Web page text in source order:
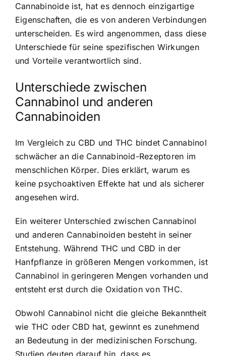
Cannabinoide ist, hat es dennoch einzigartige
Eigenschaften, die es von anderen Verbindungen
unterscheiden. Es wird angenommen, dass diese
Unterschiede für seine spezifischen Wirkungen
und Vorteile verantwortlich sind.
Unterschiede zwischen
Cannabinol und anderen
Cannabinoiden
Im Vergleich zu CBD und THC bindet Cannabinol
schwächer an die Cannabinoid-Rezeptoren im
menschlichen Körper. Dies erklärt, warum es
keine psychoaktiven Effekte hat und als sicherer
angesehen wird.
Ein weiterer Unterschied zwischen Cannabinol
und anderen Cannabinoiden besteht in seiner
Entstehung. Während THC und CBD in der
Hanfpflanze in größeren Mengen vorkommen, ist
Cannabinol in geringeren Mengen vorhanden und
entsteht erst durch die Oxidation von THC.
Obwohl Cannabinol nicht die gleiche Bekanntheit
wie THC oder CBD hat, gewinnt es zunehmend
an Bedeutung in der medizinischen Forschung.